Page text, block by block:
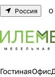
Россия О
ГостинаяОфис